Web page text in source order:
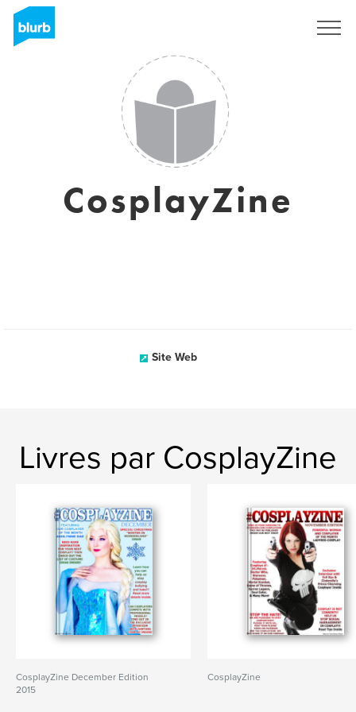
CosplayZine
Site Web
Livres par CosplayZine
CosplayZine December Edition
2015
CosplayZine